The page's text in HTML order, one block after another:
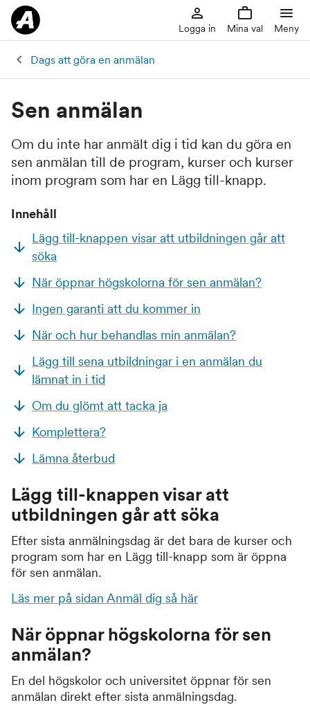
Logga in Mina val Meny
Dags att göra en anmälan
Sen anmälan
Om du inte har anmält dig i tid kan du göra en
sen anmälan till de program, kurser och kurser
inom program som har en Lägg till-knapp.
Innehåll
Lägg till-knappen visar att utbildningen går att
söka
När öppnar högskolorna för sen anmälan?
Ingen garanti att du kommer in
När och hur behandlas min anmälan?
Lägg till sena utbildningar i en anmälan du
lämnat in i tid
Om du glömt att tacka ja
Komplettera?
Lämna återbud
Lägg till-knappen visar att
utbildningen går att söka
Efter sista anmälningsdag är det bara de kurser och
program som har en Lägg till-knapp som är öppna
för sen anmälan.
Läs mer på sidan Anmäl dig så här
När öppnar högskolorna för sen
anmälan?
En del högskolor och universitet öppnar för sen
anmälan direkt efter sista anmälningsdag.